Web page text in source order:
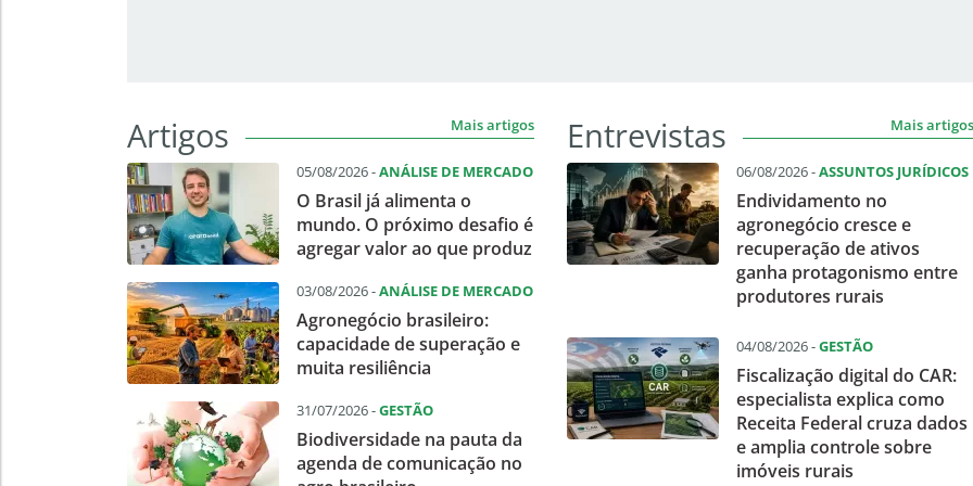
Artigos Mais artigos
05/08/2026 -ANÁLISE DE MERCADO
O Brasil já alimenta o
mundo. O próximo desafio é
agregar valor ao que produz
03/08/2026 -ANÁLISE DE MERCADO
Agronegócio brasileiro:
capacidade de superação e
muita resiliência
31/07/2026 -GESTÃO
Biodiversidade na pauta da
agenda de comunicação no
Entrevistas Mais artigos
06/08/2026 -ASSUNTOS JURÍDICOS
Endividamento no
agronegócio cresce e
recuperação de ativos
ganha protagonismo entre
produtores rurais
04/08/2026 -GESTÃO
Fiscalização digital do CAR:
especialista explica como
Receita Federal cruza dados
e amplia controle sobre
imóveis rurais